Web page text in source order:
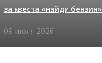
за квеста «найди бензин»
09 июля 2026